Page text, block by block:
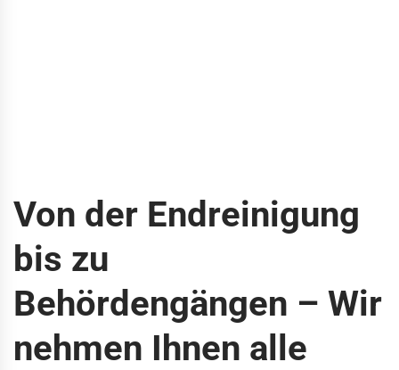
Von der Endreinigung
bis zu
Behördengängen – Wir
nehmen Ihnen alle